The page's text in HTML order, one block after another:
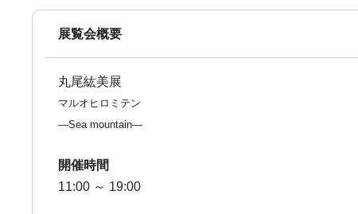
展覧会概要
丸尾紘美展
マルオヒロミテン
―Sea mountain―
開催時間
11:00 ～ 19:00